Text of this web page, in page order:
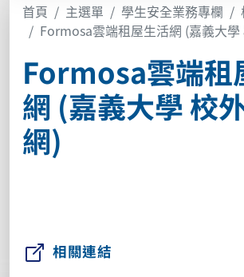
首頁 主選單 學生安全業務專欄
Formosa雲端租屋生活網 (嘉義大學
Formosa雲端租
網 (嘉義大學 校
網)
相關連結